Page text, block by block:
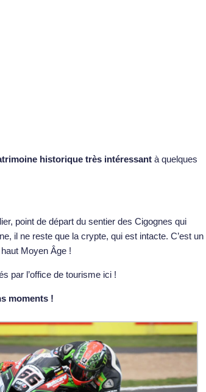
historique très intéressant à quelques
point de départ du sentier des Cigognes qui
il ne reste que la crypte, qui est intacte. C’est un
Moyen Âge !
par l’office de tourisme ici !
moments !